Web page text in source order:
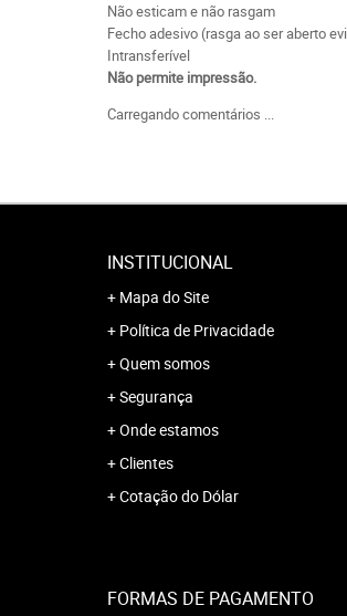
Não esticam e não rasgam
Fecho adesivo (rasga ao ser aberto
Intransferível
Não permite impressão.
Carregando comentários ...
INSTITUCIONAL
Mapa do Site
Política de Privacidade
Quem somos
Segurança
Onde estamos
Clientes
Cotação do Dólar
FORMAS DE PAGAMENTO